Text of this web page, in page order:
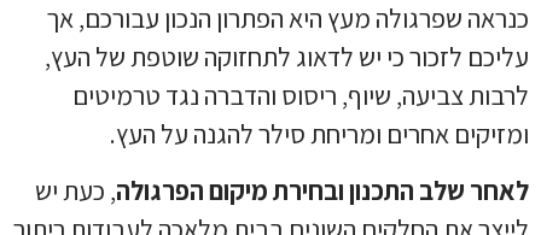
כנראה שפרגולה מעץ היא הפתרון הנכון עבורכם, אך
עליכם לזכור כי יש לדאוג לתחזוקה שוטפת של העץ,
לרבות צביעה, שיוף, ריסוס והדברה נגד טרמיטים
ומזיקים אחרים ומריחת סילר להגנה על העץ.
לאחר שלב התכנון ובחירת מיקום הפרגולה, כעת יש